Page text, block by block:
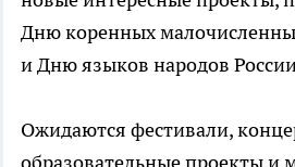
Дню коренных
и Дню языков народов
Ожидаются фестивали,
образовательные проекты и